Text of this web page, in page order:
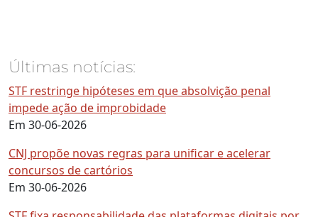
Últimas notícias:
STF restringe hipóteses em que absolvição penal
impede ação de improbidade
Em 30-06-2026
CNJ propõe novas regras para unificar e acelerar
concursos de cartórios
Em 30-06-2026